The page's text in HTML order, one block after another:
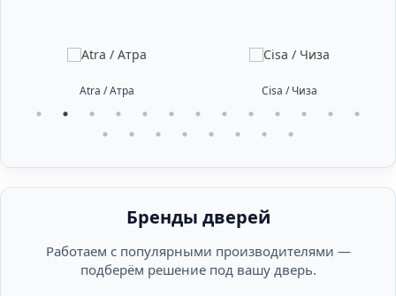
Atra / Атра Cisa / Чиза
Бренды дверей
Работаем с популярными производителями —
подберём решение под вашу дверь.